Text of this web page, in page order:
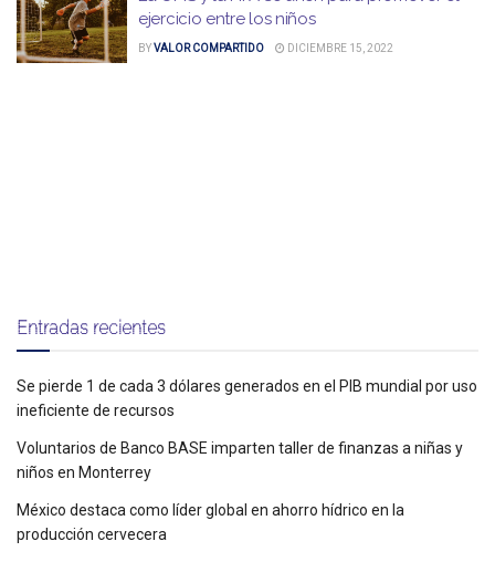
ejercicio entre los niños
BYVALOR COMPARTIDO DICIEMBRE 15, 2022
Entradas recientes
Se pierde 1 de cada 3 dólares generados en el PIB mundial por uso
ineficiente de recursos
Voluntarios de Banco BASE imparten taller de finanzas a niñas y
niños en Monterrey
México destaca como líder global en ahorro hídrico en la
producción cervecera